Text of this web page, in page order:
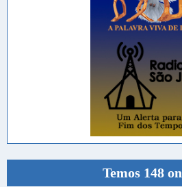
Temos 148